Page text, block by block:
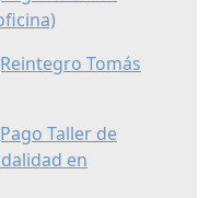
Tomás
Taller de
en